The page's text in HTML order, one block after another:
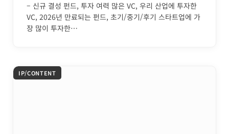
– 신규 결성 펀드, 투자 여력 많은 VC, 우리 산업에 투자한
VC, 2026년 만료되는 펀드, 초기/중기/후기 스타트업에 가
장 많이 투자한…
IP/CONTENT